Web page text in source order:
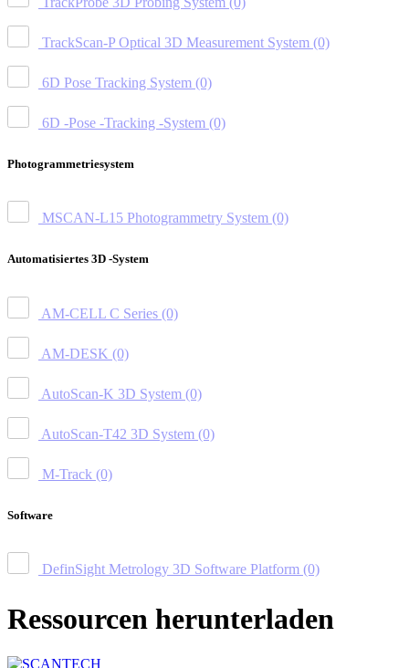
TrackScan-P Optical 3D Measurement System (0)
6D Pose Tracking System (0)
6D -Pose -Tracking -System (0)
Photogrammetriesystem
MSCAN-L15 Photogrammetry System (0)
Automatisiertes 3D -System
AM-CELL C Series (0)
AM-DESK (0)
AutoScan-K 3D System (0)
AutoScan-T42 3D System (0)
M-Track (0)
Software
DefinSight Metrology 3D Software Platform (0)
Ressourcen herunterladen